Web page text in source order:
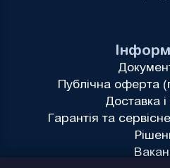
Публічна оферта
Доставка
Гарантія та